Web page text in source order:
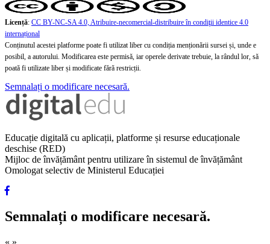
Licență: CC BY-NC-SA 4.0, Atribuire-necomercial-distribuire în condiţii identice 4.0
internațional
Conținutul acestei platforme poate fi utilizat liber cu condiția menționării sursei și, unde e
posibil, a autorului. Modificarea este permisă, iar operele derivate trebuie, la rândul lor, să
poată fi utilizate liber și modificate fără restricții.
Semnalați o modificare necesară.
Educație digitală cu aplicații, platforme și resurse educaționale
deschise (RED)
Mijloc de învățământ pentru utilizare în sistemul de învățământ
Omologat selectiv de Ministerul Educației
Semnalați o modificare necesară.